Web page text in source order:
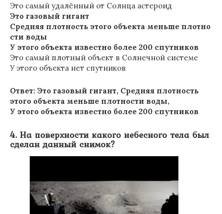
Это самый удалённый от Солнца астероид
Это газовый гигант
Средняя плотность этого объекта меньше плотно
сти воды
У этого объекта известно более 200 спутников
Это самый плотный объект в Солнечной системе
У этого объекта нет спутников
Ответ: Это газовый гигант, Средняя плотность
этого объекта меньше плотности воды,
У этого объекта известно более 200 спутников
4. На поверхности какого небесного тела был
сделан данный снимок?